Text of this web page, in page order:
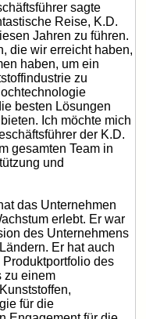
sagte
Reise, K.D.
Jahren zu führen.
die wir erreicht haben,
haben, um ein
zu
besten Lösungen
Ich möchte mich
der K.D.
gesamten Team in
und
das Unternehmen
erlebt. Er war
des Unternehmens
Er hat auch
des
zu einem
für die